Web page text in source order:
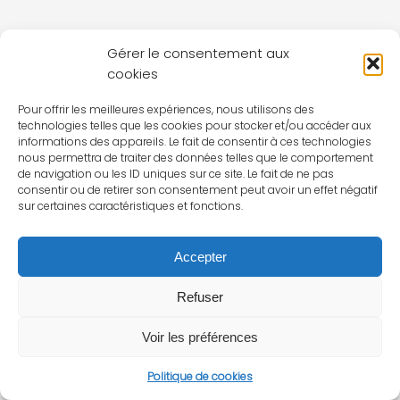
Gérer le consentement aux
cookies
Pour offrir les meilleures expériences, nous utilisons des
technologies telles que les cookies pour stocker et/ou accéder aux
informations des appareils. Le fait de consentir à ces technologies
nous permettra de traiter des données telles que le comportement
de navigation ou les ID uniques sur ce site. Le fait de ne pas
consentir ou de retirer son consentement peut avoir un effet négatif
sur certaines caractéristiques et fonctions.
Accepter
Refuser
Voir les préférences
Politique de cookies